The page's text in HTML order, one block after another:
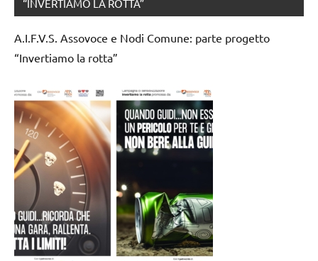
“INVERTIAMO LA ROTTA”
A.I.F.V.S. Assovoce e Nodi Comune: parte progetto
“Invertiamo la rotta”